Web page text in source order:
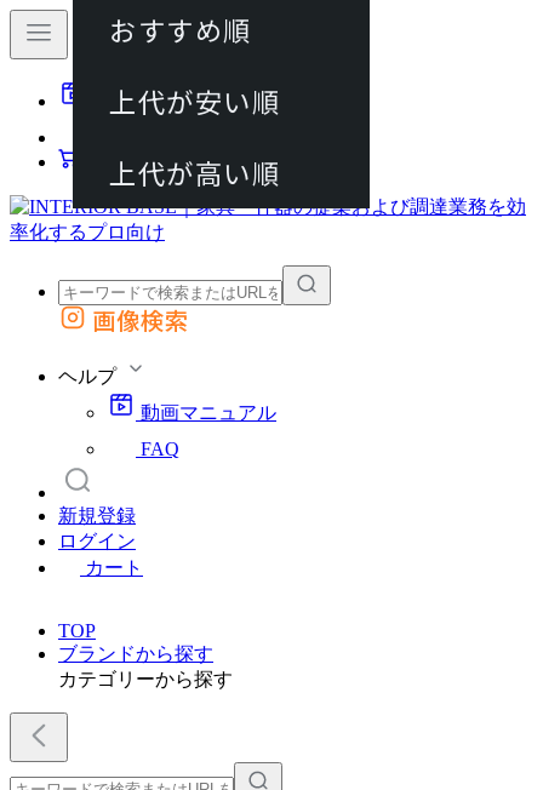
動画マニュアル
カート
外部サイトの商品をカートに追加
画像検索
ヘルプ
動画マニュアル
FAQ
新規登録
ログイン
カート
TOP
ブランドから探す
カテゴリーから探す
おすすめ順
上代が安い順
上代が高い順